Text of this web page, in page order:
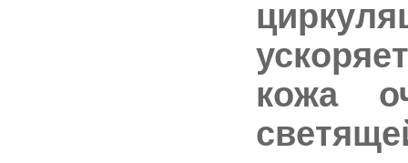
кожа